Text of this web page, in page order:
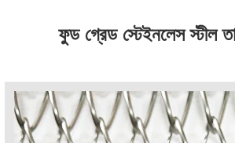
ফুড গ্রেড স্টেইনলেস স্টীল